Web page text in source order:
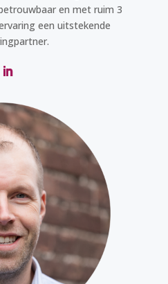
en met ruim 3
een uitstekende